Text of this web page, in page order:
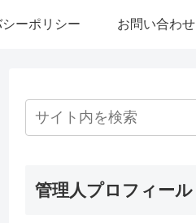
ーポリシー お問い合わせ
管理人プロフィール